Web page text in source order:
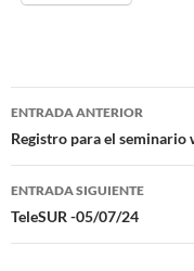
Navegación
de
entradas
ENTRADA ANTERIOR
Registro para el seminario
ENTRADA SIGUIENTE
TeleSUR -05/07/24